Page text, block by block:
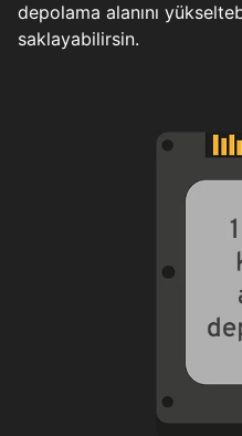
depolama alanını
saklayabilirsin.